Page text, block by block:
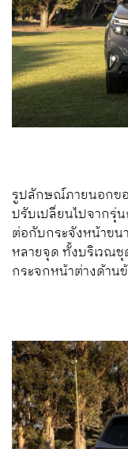
รูปลักษณ์ภายนอกขอ
ปรับเปลี่ยนไปจากรุ่
ต่อกับกระจังหน้าขน
หลายจุด ทั้งบริเวณ
กระจกหน้าต่างด้าน